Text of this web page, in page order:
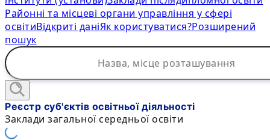
Районні та місцеві органи управління у сфері
освітиВідкриті даніЯк користуватися?Розширений
пошук
Реєстр суб'єктів освітньої діяльності
Заклади загальної середньої освіти